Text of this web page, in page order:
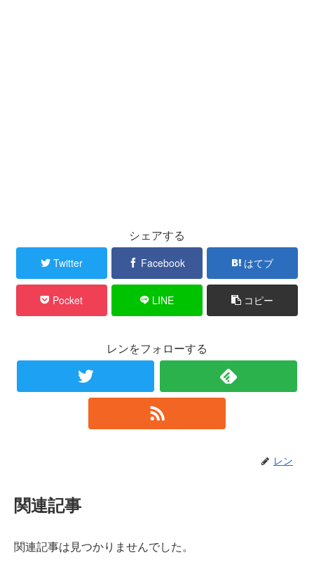
シェアする
Twitter Facebook はてブ
Pocket LINE コピー
レンをフォローする
レン
関連記事
関連記事は見つかりませんでした。